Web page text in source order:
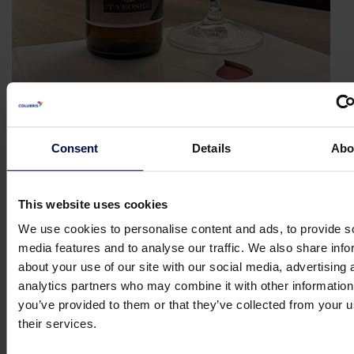
Consent Details
This website uses cookies
We use cookies to personalise content and ads, to provide
media features and to analyse our traffic. We also share
about your use of our site with our social media, advertising
analytics partners who may combine it with other
you’ve provided to them or that they’ve collected from your
their services.
Einen Schritt voraus bleiben
„Die neue Anlage, in die wir 2 Millionen Euro
investiert haben, ist umfassend, und wir lernen
Benutzeroberfläche entwickelt, die wichtige
Parameter visualisiert, sodass wir den Prozess
genau überwachen können. Diese Oberfläche ist
mit der klassischen Wasseraufbereitung
verknüpft, um einen konstanten Wasserfluss für
unsere Produktion sicherzustellen, der den
Umweltgenehmigungen entspricht. Darüber